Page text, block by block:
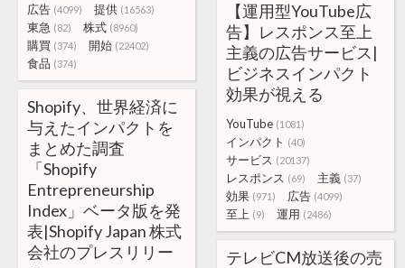
広告 (4099) 提供 (16563)
東急 (82) 株式 (8960)
購買 (374) 開始 (22402)
食品 (374)
【運用型YouTube広
告】レスポンス至上
主義の広告サービス|
ビジネスインパクト
効果が視える
YouTube (1081)
インパクト (40)
サービス (20137)
レスポンス (69) 主義 (37)
効果 (971) 広告 (4099)
至上 (9) 運用 (2486)
Shopify、世界経済に
与えたインパクトを
まとめた調査
「Shopify
Entrepreneurship
Index」ベータ版を発
表|Shopify Japan 株式
会社のプレスリリー
テレビCM放送後の売